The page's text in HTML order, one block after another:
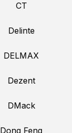
CT
Delinte
DELMAX
Dezent
DMack
Dong Feng